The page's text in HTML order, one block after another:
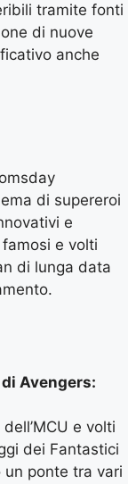
tramite fonti
di nuove
anche
di supereroi
e
e volti
di lunga data
Avengers:
e volti
dei Fantastici
ponte tra vari